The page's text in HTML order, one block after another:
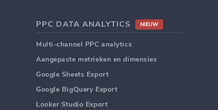
PPC DATA ANALYTICS NIEUW
Multi-channel PPC analytics
Aangepaste metrieken en dimensies
Google Sheets Export
Google BigQuery Export
Looker Studio Export